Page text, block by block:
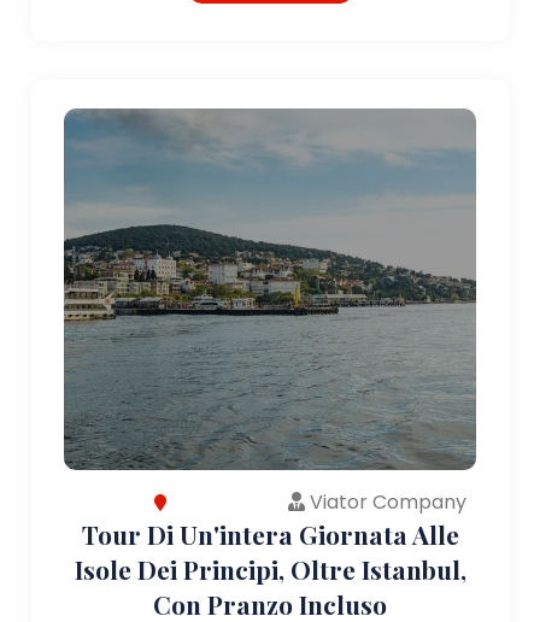
Viator Company
Tour Di Un'intera Giornata Alle
Isole Dei Principi, Oltre Istanbul,
Con Pranzo Incluso